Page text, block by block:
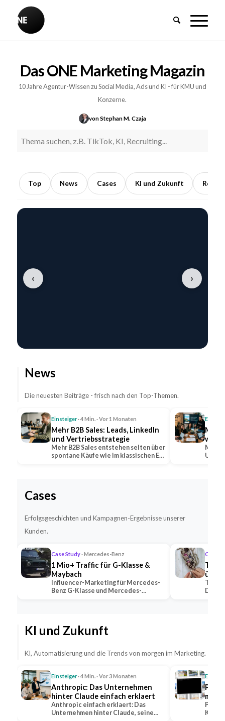
Das ONE Marketing Magazin
10 Jahre Agentur-Wissen zu Social Media, Ads und KI - für KMU und
Konzerne.
von Stephan M. Czaja
Top News Cases KI und Zukunft
PR:
Earned
Kooperationen
mit
Lesezeit
‹ ›
News
Die neuesten Beiträge - frisch nach den Top-Themen.
Einsteiger· 4 Min. · Vor 1 Monaten
Mehr B2B Sales: Leads, LinkedIn
und Vertriebsstrategie
Mehr B2B Sales entstehen selten über
spontane Käufe wie im klassischen E-
Mehr
Mehr
Cases
Erfolgsgeschichten und Kampagnen-Ergebnisse unserer
Kunden.
Case Study· Mercedes-Benz
1 Mio+ Traffic für G-Klasse &
Maybach
Influencer-Marketing für Mercedes-
Benz G-Klasse und Mercedes-
Case
KI und Zukunft
KI, Automatisierung und die Trends von morgen im Marketing.
Einsteiger· 4 Min. · Vor 3 Monaten
Anthropic: Das Unternehmen
hinter Claude einfach erklaert
Anthropic einfach erklaert: Das
Unternehmen hinter Claude, seine
mit
KI-